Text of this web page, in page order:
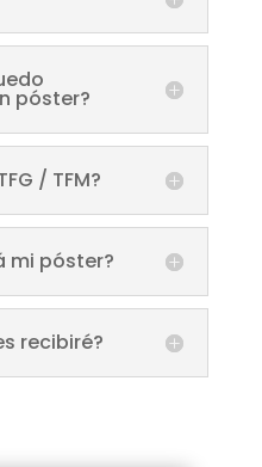
póster?
/ TFM?
mi póster?
recibiré?